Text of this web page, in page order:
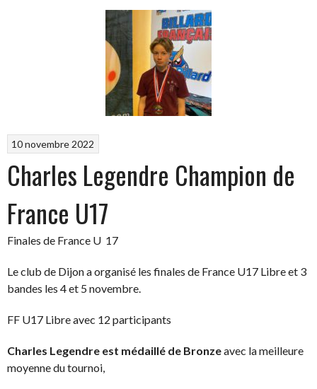
10 novembre 2022
Charles Legendre Champion de
France U17
Finales de France U 17
Le club de Dijon a organisé les finales de France U17 Libre et 3
bandes les 4 et 5 novembre.
FF U17 Libre avec 12 participants
Charles Legendre est médaillé de Bronzeavec la meilleure
moyenne du tournoi,